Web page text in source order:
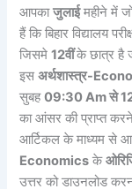
आपकाजुलाईमहीने में
हैं कि बिहार विद्यालय
जिसमे12वींके छात्र है
इसअर्थशास्त्र-
सुबह09:30 Am से
का आंसर की प्राप्त
आर्टिकल के माध्यम से आप
Economics के
उत्तर को डाउनलोड